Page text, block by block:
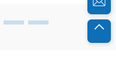
місцева органічна